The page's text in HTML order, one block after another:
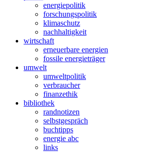
energiepolitik
forschungspolitik
klimaschutz
nachhaltigkeit
wirtschaft
erneuerbare energien
fossile energieträger
umwelt
umweltpolitik
verbraucher
finanzethik
bibliothek
randnotizen
selbstgespräch
buchtipps
energie abc
links